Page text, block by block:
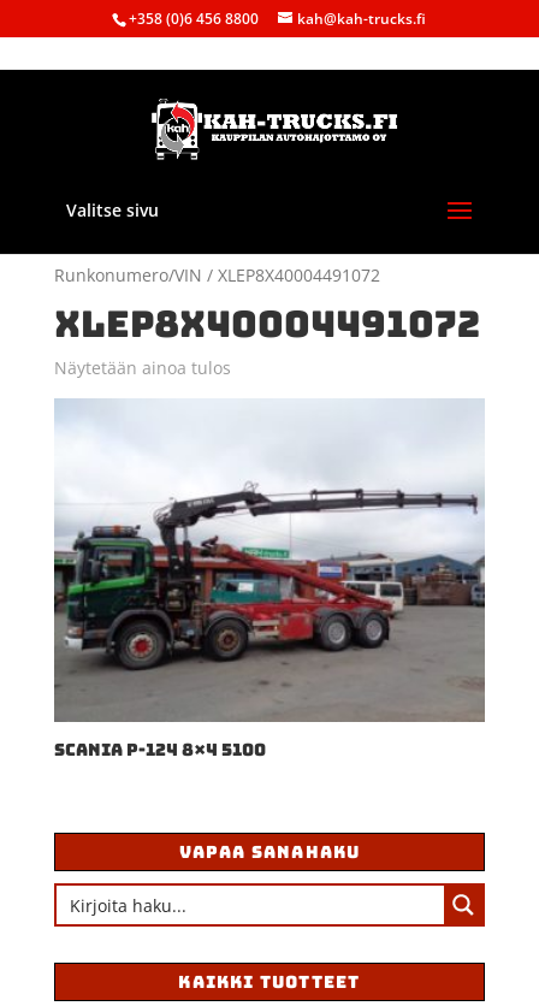
+358 (0)6 456 8800 kah@kah-trucks.fi
Valitse sivu
Runkonumero/VIN / XLEP8X40004491072
XLEP8X40004491072
Näytetään ainoa tulos
SCANIA P-124 8×4 5100
VAPAA SANAHAKU
KAIKKI TUOTTEET